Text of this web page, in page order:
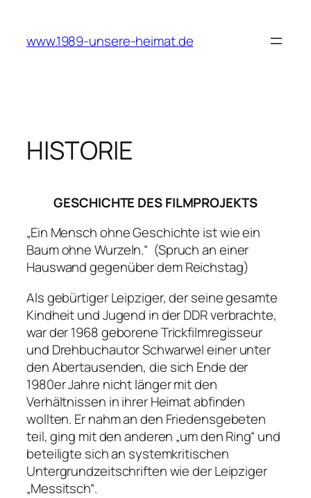
springen
www.1989-unsere-heimat.de
HISTORIE
GESCHICHTE DES FILMPROJEKTS
„Ein Mensch ohne Geschichte ist wie ein
Baum ohne Wurzeln.“ (Spruch an einer
Hauswand gegenüber dem Reichstag)
Als gebürtiger Leipziger, der seine gesamte
Kindheit und Jugend in der DDR verbrachte,
war der 1968 geborene Trickfilmregisseur
und Drehbuchautor Schwarwel einer unter
den Abertausenden, die sich Ende der
1980er Jahre nicht länger mit den
Verhältnissen in ihrer Heimat abfinden
wollten. Er nahm an den Friedensgebeten
teil, ging mit den anderen „um den Ring“ und
beteiligte sich an systemkritischen
Untergrundzeitschriften wie der Leipziger
„Messitsch“.